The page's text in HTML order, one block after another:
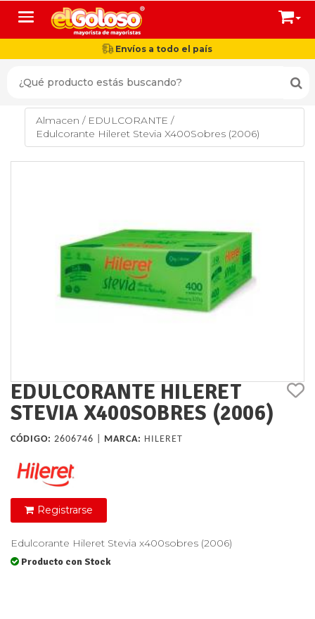
Toggle navigation
Envíos a todo el país
Almacen / EDULCORANTE /
Edulcorante Hileret Stevia X400Sobres (2006)
EDULCORANTE HILERET
STEVIA X400SOBRES (2006)
CÓDIGO: 2606746 | MARCA: HILERET
Registrarse
Edulcorante Hileret Stevia x400sobres (2006)
Producto con Stock